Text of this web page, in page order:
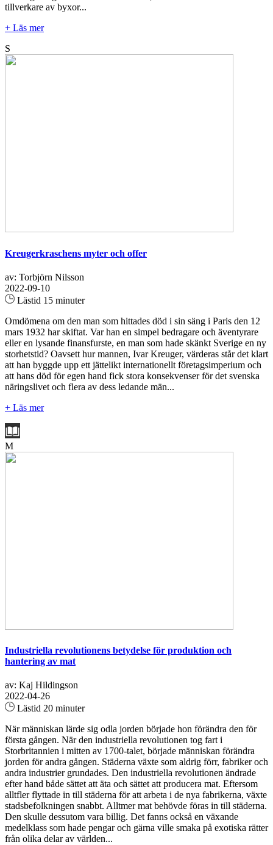
tillverkare av byxor...
+ Läs mer
S
Kreugerkraschens myter och offer
av: Torbjörn Nilsson
2022-09-10
Lästid 15 minuter
Omdömena om den man som hittades död i sin säng i Paris den 12
mars 1932 har skiftat. Var han en simpel bedragare och äventyrare
eller en lysande finansfurste, en man som hade skänkt Sverige en ny
storhetstid? Oavsett hur mannen, Ivar Kreuger, värderas står det klart
att han byggde upp ett jättelikt internationellt företagsimperium och
att hans död för egen hand fick stora konsekvenser för det svenska
näringslivet och flera av dess ledande män...
+ Läs mer
M
Industriella revolutionens betydelse för produktion och
hantering av mat
av: Kaj Hildingson
2022-04-26
Lästid 20 minuter
När människan lärde sig odla jorden började hon förändra den för
första gången. När den industriella revolutionen tog fart i
Storbritannien i mitten av 1700-talet, började människan förändra
jorden för andra gången. Städerna växte som aldrig förr, fabriker och
andra industrier grundades. Den industriella revolutionen ändrade
efter hand både sättet att äta och sättet att producera mat. Eftersom
alltfler flyttade in till städerna för att arbeta i de nya fabrikerna, växte
stadsbefolkningen snabbt. Alltmer mat behövde föras in till städerna.
Den skulle dessutom vara billig. Det fanns också en växande
medelklass som hade pengar och gärna ville smaka på exotiska rätter
från olika delar av världen...